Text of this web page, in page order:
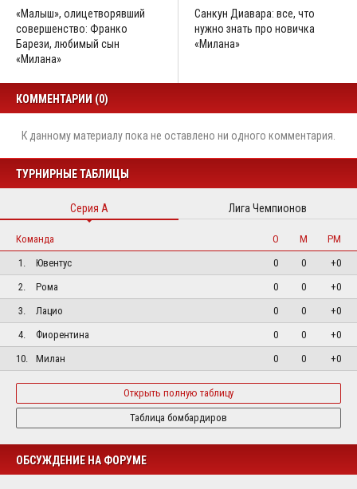
«Малыш», олицетворявший
совершенство: Франко
Барези, любимый сын
«Милана»
Санкун Диавара: все, что
нужно знать про новичка
«Милана»
КОММЕНТАРИИ (0)
К данному материалу пока не оставлено ни одного комментария.
ТУРНИРНЫЕ ТАБЛИЦЫ
Серия А Лига Чемпионов
Команда О М
РМ
1.
Ювентус 0 0
+0
2.
Рома 0 0
+0
3.
Лацио 0 0
+0
4.
Фиорентина 0 0
+0
10.
Милан 0 0 +0
Открыть полную таблицу
Таблица бомбардиров
ОБСУЖДЕНИЕ НА ФОРУМЕ